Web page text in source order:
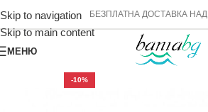
Skip to navigation
Skip to main content
БЕЗПЛАТНА ДОСТАВКА НАД
МЕНЮ
-10%